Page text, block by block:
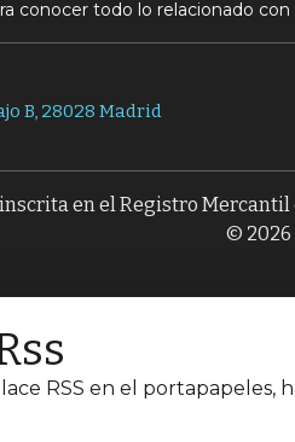
conocer todo lo relacionado
B, 28028 Madrid
inscrita en el Registro
© 2026
RSS en el portapapeles,